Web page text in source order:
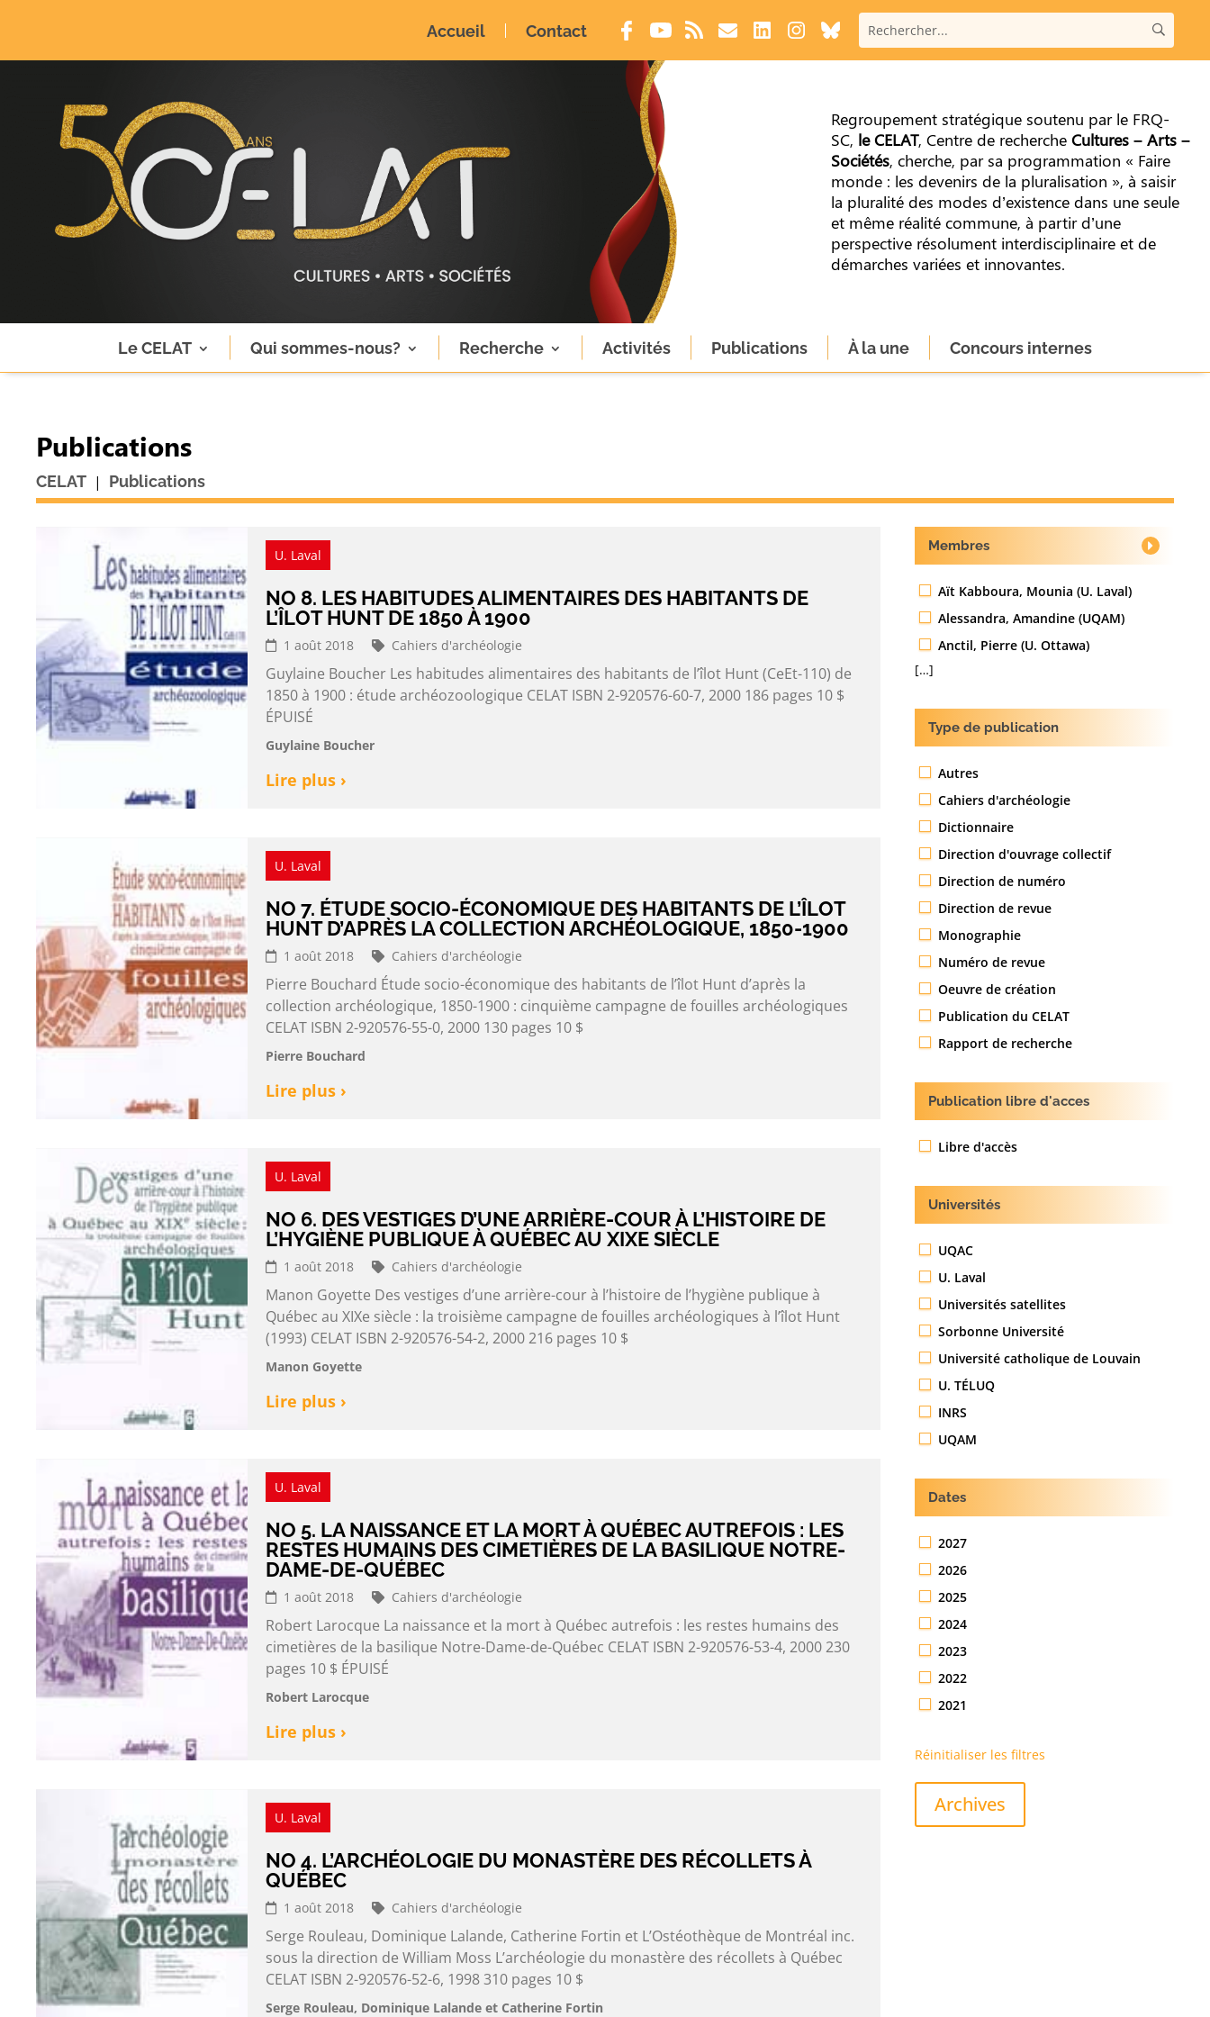
Accueil Contact
Regroupement stratégique soutenu par le FRQ-
SC, le CELAT, Centre de recherche Cultures – Arts –
Sociétés, cherche, par sa programmation « Faire
monde : les devenirs de la pluralisation », à saisir
la pluralité des modes d’existence dans une seule
et même réalité commune, à partir d’une
perspective résolument interdisciplinaire et de
démarches variées et innovantes.
Le CELAT Qui sommes-nous? Recherche Activités Publications À la une Concours internes
Publications
CELAT | Publications
U. Laval
NO 8. LES HABITUDES ALIMENTAIRES DES HABITANTS DE
L’ÎLOT HUNT DE 1850 À 1900
1 août 2018 Cahiers d'archéologie
Guylaine Boucher Les habitudes alimentaires des habitants de l’îlot Hunt (CeEt-110) de
1850 à 1900 : étude archéozoologique CELAT ISBN 2-920576-60-7, 2000 186 pages 10 $
ÉPUISÉ
Guylaine Boucher
Lire plus ›
U. Laval
NO 7. ÉTUDE SOCIO-ÉCONOMIQUE DES HABITANTS DE L’ÎLOT
HUNT D’APRÈS LA COLLECTION ARCHÉOLOGIQUE, 1850-1900
1 août 2018 Cahiers d'archéologie
Pierre Bouchard Étude socio-économique des habitants de l’îlot Hunt d’après la
collection archéologique, 1850-1900 : cinquième campagne de fouilles archéologiques
CELAT ISBN 2-920576-55-0, 2000 130 pages 10 $
Pierre Bouchard
Lire plus ›
U. Laval
NO 6. DES VESTIGES D’UNE ARRIÈRE-COUR À L’HISTOIRE DE
L’HYGIÈNE PUBLIQUE À QUÉBEC AU XIXE SIÈCLE
1 août 2018 Cahiers d'archéologie
Manon Goyette Des vestiges d’une arrière-cour à l’histoire de l’hygiène publique à
Québec au XIXe siècle : la troisième campagne de fouilles archéologiques à l’îlot Hunt
(1993) CELAT ISBN 2-920576-54-2, 2000 216 pages 10 $
Manon Goyette
Lire plus ›
U. Laval
NO 5. LA NAISSANCE ET LA MORT À QUÉBEC AUTREFOIS : LES
RESTES HUMAINS DES CIMETIÈRES DE LA BASILIQUE NOTRE-
DAME-DE-QUÉBEC
1 août 2018 Cahiers d'archéologie
Robert Larocque La naissance et la mort à Québec autrefois : les restes humains des
cimetières de la basilique Notre-Dame-de-Québec CELAT ISBN 2-920576-53-4, 2000 230
pages 10 $ ÉPUISÉ
Robert Larocque
Lire plus ›
U. Laval
NO 4. L’ARCHÉOLOGIE DU MONASTÈRE DES RÉCOLLETS À
QUÉBEC
1 août 2018 Cahiers d'archéologie
Serge Rouleau, Dominique Lalande, Catherine Fortin et L’Ostéothèque de Montréal inc.
sous la direction de William Moss L’archéologie du monastère des récollets à Québec
CELAT ISBN 2-920576-52-6, 1998 310 pages 10 $
Serge Rouleau, Dominique Lalande et Catherine Fortin
Membres
Aït Kabboura, Mounia (U. Laval)
Alessandra, Amandine (UQAM)
Anctil, Pierre (U. Ottawa)
[…]
Type de publication
Autres
Cahiers d'archéologie
Dictionnaire
Direction d'ouvrage collectif
Direction de numéro
Direction de revue
Monographie
Numéro de revue
Oeuvre de création
Publication du CELAT
Rapport de recherche
Publication libre d'acces
Libre d'accès
Universités
UQAC
U. Laval
Universités satellites
Sorbonne Université
Université catholique de Louvain
U. TÉLUQ
INRS
UQAM
Dates
2027
2026
2025
2024
2023
2022
2021
Réinitialiser les filtres
Archives